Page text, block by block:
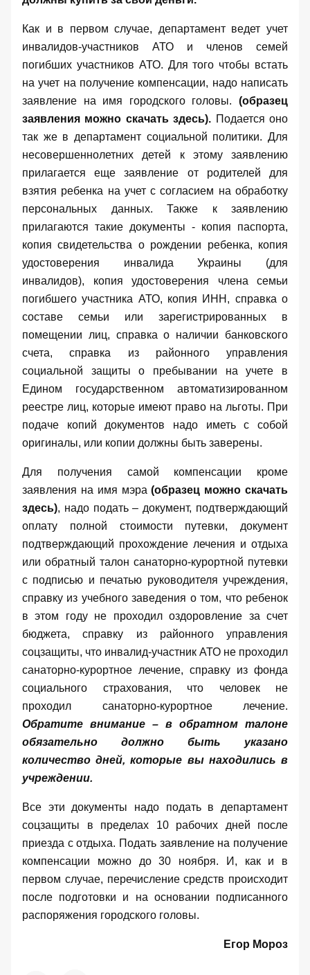
Как и в первом случае, департамент ведет учет
инвалидов-участников АТО и членов семей
погибших участников АТО. Для того чтобы встать
на учет на получение компенсации, надо написать
заявление на имя городского головы. (образец
заявления можно скачатьздесь). Подается оно
так же в департамент социальной политики. Для
несовершеннолетних детей к этому заявлению
прилагается еще заявление от родителей для
взятия ребенка на учет с согласием на обработку
персональных данных. Также к заявлению
прилагаются такие документы - копия паспорта,
копия свидетельства о рождении ребенка, копия
удостоверения инвалида Украины (для
инвалидов), копия удостоверения члена семьи
погибшего участника АТО, копия ИНН, справка о
составе семьи или зарегистрированных в
помещении лиц, справка о наличии банковского
счета, справка из районного управления
социальной защиты о пребывании на учете в
Едином государственном автоматизированном
реестре лиц, которые имеют право на льготы. При
подаче копий документов надо иметь с собой
оригиналы, или копии должны быть заверены.
Для получения самой компенсации кроме
заявления на имя мэра(образец можно скачать
здесь), надо подать – документ, подтверждающий
оплату полной стоимости путевки, документ
подтверждающий прохождение лечения и отдыха
или обратный талон санаторно-курортной путевки
с подписью и печатью руководителя учреждения,
справку из учебного заведения о том, что ребенок
в этом году не проходил оздоровление за счет
бюджета, справку из районного управления
соцзащиты, что инвалид-участник АТО не проходил
санаторно-курортное лечение, справку из фонда
социального страхования, что человек не
проходил санаторно-курортное лечение.
Обратите внимание – в обратном талоне
обязательно должно быть указано
количество дней, которые вы находились в
учреждении.
Все эти документы надо подать в департамент
соцзащиты в пределах 10 рабочих дней после
приезда с отдыха. Подать заявление на получение
компенсации можно до 30 ноября. И, как и в
первом случае, перечисление средств происходит
после подготовки и на основании подписанного
распоряжения городского головы.
Егор Мороз